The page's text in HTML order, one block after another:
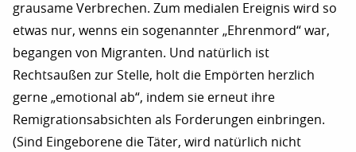
grausame Verbrechen. Zum medialen Ereignis wird so
etwas nur, wenns ein sogenannter „Ehrenmord“ war,
begangen von Migranten. Und natürlich ist
Rechtsaußen zur Stelle, holt die Empörten herzlich
gerne „emotional ab“, indem sie erneut ihre
Remigrationsabsichten als Forderungen einbringen.
(Sind Eingeborene die Täter, wird natürlich nicht